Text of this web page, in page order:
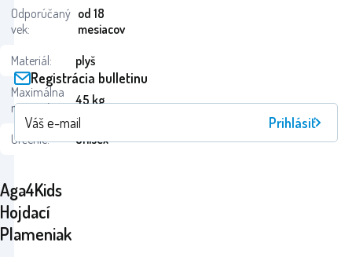
Aga4Kids
Hojdací
Plameniak
Odporúčaný
vek:
od 18
mesiacov
Materiál:
plyš
Maximálna
nosnosť:
45 kg
Určenie: Unisex
Registrácia bulletinu
Prihlásiť